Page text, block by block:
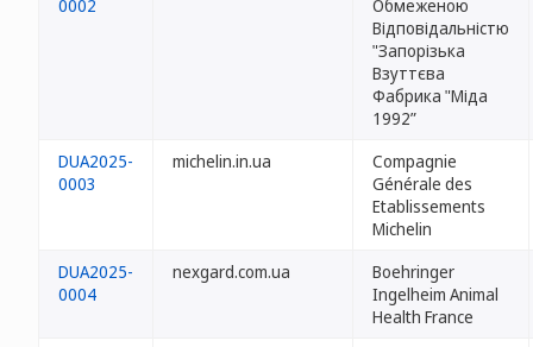
0002
Обмеженою
Відповідальністю
"Запорізька
Взуттєва
Фабрика "Міда
1992”
DUA2025-
0003
michelin.in.ua
Compagnie
Générale des
Etablissements
Michelin
DUA2025-
0004
nexgard.com.ua
Boehringer
Ingelheim Animal
Health France